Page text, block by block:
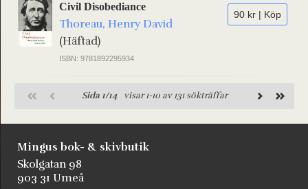
90 kr | Köp
Civil Disobediance
Thoreau, Henry David
(Häftad)
ISBN: 9781892295934
Sida 1/14visar 1-10 av 131 sökträffar
Mingus bok- & skivbutik
Skolgatan 98
903 31 Umeå